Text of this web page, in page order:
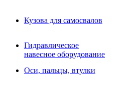
Гидравлическое навесное
оборудование
Гидробуры и шнеки
Вибротрамбовки
Навесные дорожные фрезы
Кузова для самосвалов
Гидравлическое
навесное оборудование
Оси, пальцы, втулки